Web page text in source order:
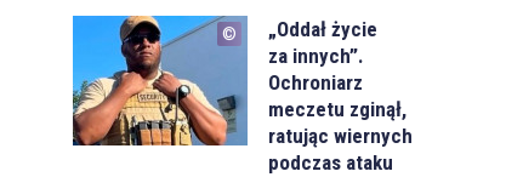
„Oddał życie
za innych”.
Ochroniarz
meczetu zginął,
ratując wiernych
podczas ataku